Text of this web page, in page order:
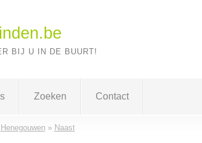
BIJ U IN DE BUURT!
Zoeken Contact
Henegouwen» Naast